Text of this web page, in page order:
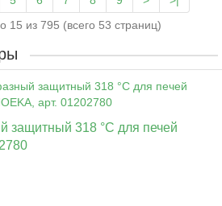
15 из 795 (всего 53 страниц)
защитный 318 °C для печей